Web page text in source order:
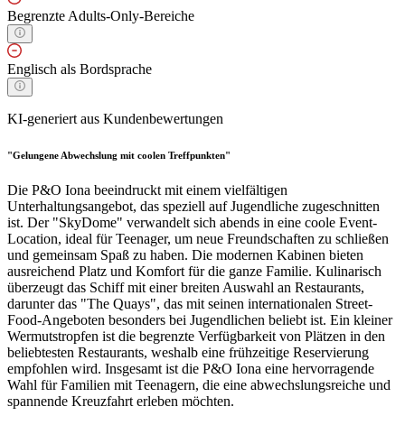
Begrenzte Adults-Only-Bereiche
Englisch als Bordsprache
KI-generiert aus Kundenbewertungen
"Gelungene Abwechslung mit coolen Treffpunkten"
Die P&O Iona beeindruckt mit einem vielfältigen
Unterhaltungsangebot, das speziell auf Jugendliche zugeschnitten
ist. Der "SkyDome" verwandelt sich abends in eine coole Event-
Location, ideal für Teenager, um neue Freundschaften zu schließen
und gemeinsam Spaß zu haben. Die modernen Kabinen bieten
ausreichend Platz und Komfort für die ganze Familie. Kulinarisch
überzeugt das Schiff mit einer breiten Auswahl an Restaurants,
darunter das "The Quays", das mit seinen internationalen Street-
Food-Angeboten besonders bei Jugendlichen beliebt ist. Ein kleiner
Wermutstropfen ist die begrenzte Verfügbarkeit von Plätzen in den
beliebtesten Restaurants, weshalb eine frühzeitige Reservierung
empfohlen wird. Insgesamt ist die P&O Iona eine hervorragende
Wahl für Familien mit Teenagern, die eine abwechslungsreiche und
spannende Kreuzfahrt erleben möchten.